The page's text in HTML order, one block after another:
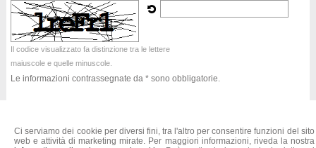
Ci serviamo dei cookie per diversi fini, tra l'altro per consentire funzioni del sito
web e attività di marketing mirate. Per maggiori informazioni, riveda la nostra
Il codice visualizzato fa distinzione tra le lettere
maiuscole e quelle minuscole.
Le informazioni contrassegnate da * sono obbligatorie.